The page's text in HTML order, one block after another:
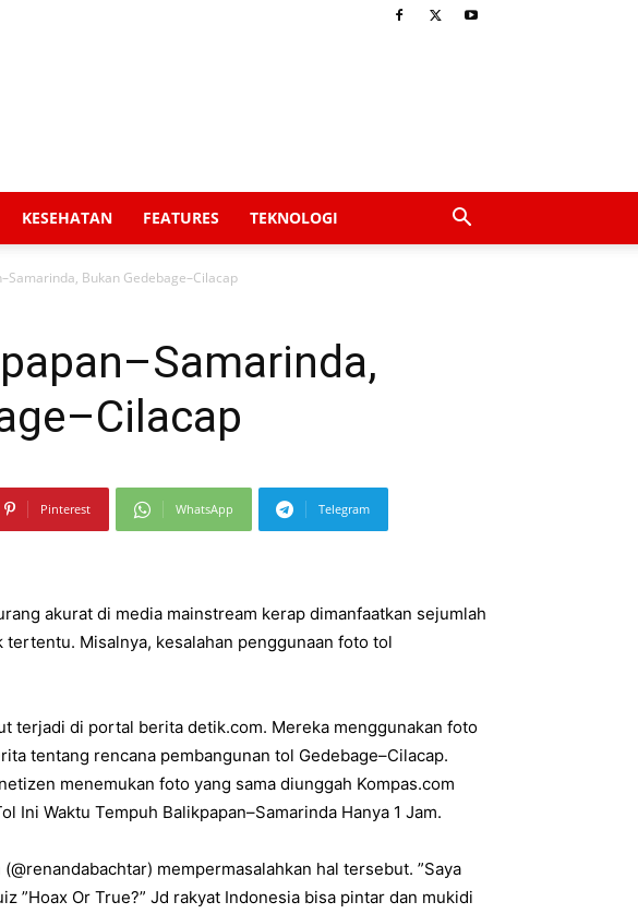
KESEHATAN FEATURES TEKNOLOGI
Bukan Gedebage–Cilacap
Pinterest WhatsApp Telegram
akurat di media mainstream kerap dimanfaatkan sejumlah
Misalnya, kesalahan penggunaan foto tol
terjadi di portal berita detik.com. Mereka menggunakan foto
tentang rencana pembangunan tol Gedebage–Cilacap.
menemukan foto yang sama diunggah Kompas.com
Ini Waktu Tempuh Balikpapan–Samarinda Hanya 1 Jam.
mempermasalahkan hal tersebut. ”Saya
”Hoax Or True?” Jd rakyat Indonesia bisa pintar dan mukidi